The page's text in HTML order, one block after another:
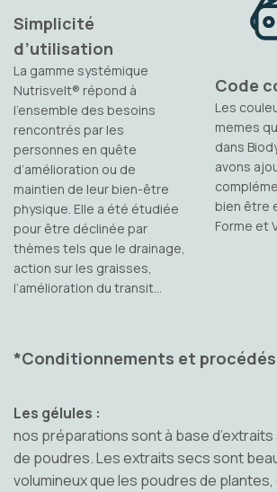
Simplicité
d’utilisation
La gamme systémique
Nutrisvelt® répond à
l’ensemble des besoins
rencontrés par les
personnes en quête
d’amélioration ou de
maintien de leur bien-être
physique. Elle a été étudiée
pour être déclinée par
thèmes tels que le drainage,
action sur les graisses,
l’amélioration du transit…
Code
Les
memes
dans
avons
bien être
Forme et
*Conditionnements et
Les gélules :
nos préparations sont à base
de poudres. Les extraits secs sont
volumineux que les poudres de plantes,